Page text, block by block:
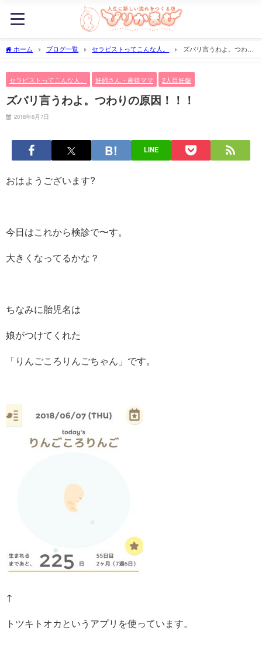
ホーム ブログ一覧 セラピストってこんな人。
ズバリ言うわよ。つわり
セラピストってこんな人。 妊婦さん・産後ママ 2人目妊娠
ズバリ言うわよ。つわりの原因！！！
2018年6月7日
LINE
おはようございます?
今日はこれから検診で〜す。
大きくなってるかな？
ちなみに胎児名は
娘がつけてくれた
「りんごころりんごちゃん」です。
↑
トツキトオカというアプリを使っています。